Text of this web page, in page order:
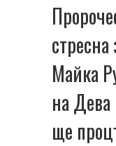
Майка
на
ще